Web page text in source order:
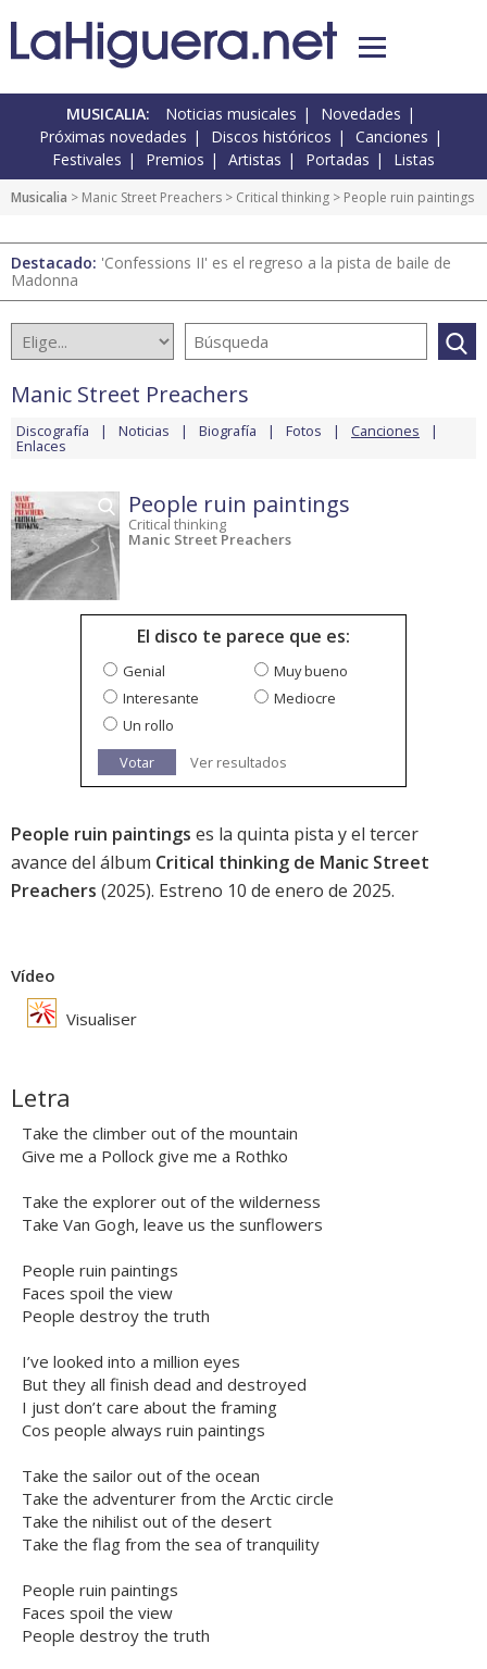
MUSICALIA: Noticias musicales
Novedades
Próximas novedades
Discos históricos
Canciones
Festivales
Premios Artistas Portadas Listas
Musicalia > Manic Street Preachers > Critical thinking > People ruin paintings
Destacado: 'Confessions II' es el regreso a la pista de baile de
Madonna
Manic Street Preachers
Discografía Noticias Biografía Fotos Canciones
Enlaces
People ruin paintings
Critical thinking
Manic Street Preachers
El disco te parece que es:
Genial
Muy bueno
Interesante
Mediocre
Un rollo
Votar
Ver resultados
People ruin paintings es la quinta pista y el tercer
avance del álbum Critical thinking de Manic Street
Preachers (2025). Estreno 10 de enero de 2025.
Vídeo
Visualiser
Letra
Take the climber out of the mountain
Give me a Pollock give me a Rothko
Take the explorer out of the wilderness
Take Van Gogh, leave us the sunflowers
People ruin paintings
Faces spoil the view
People destroy the truth
I’ve looked into a million eyes
But they all finish dead and destroyed
I just don’t care about the framing
Cos people always ruin paintings
Take the sailor out of the ocean
Take the adventurer from the Arctic circle
Take the nihilist out of the desert
Take the flag from the sea of tranquility
People ruin paintings
Faces spoil the view
People destroy the truth